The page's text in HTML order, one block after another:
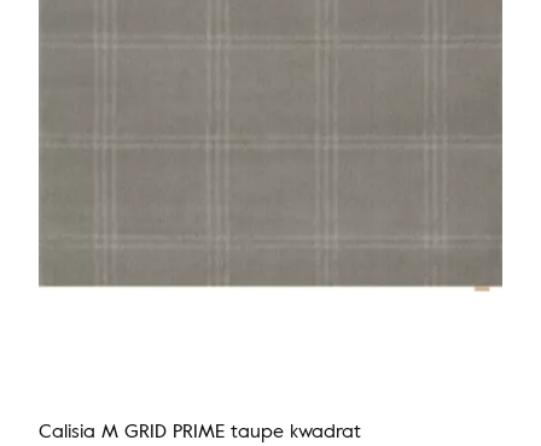
Calisia M GRID PRIME taupe kwadrat